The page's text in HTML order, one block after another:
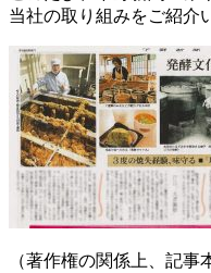
当社の取り組みをご紹介
（著作権の関係上、記事